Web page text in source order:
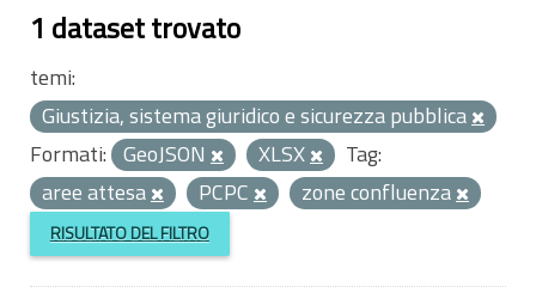
1 dataset trovato
temi:
Giustizia, sistema giuridico e sicurezza pubblica
Formati: GeoJSON XLSX
Tag:
aree attesa
PCPC zone confluenza
RISULTATO DEL FILTRO